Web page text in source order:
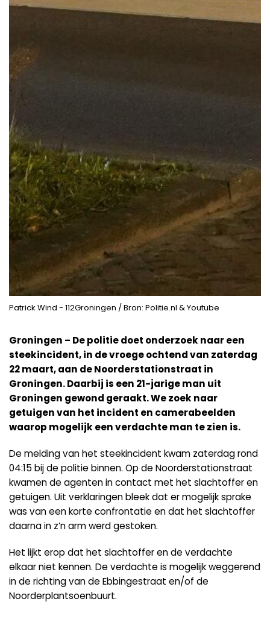
Patrick Wind - 112Groningen / Bron: Politie.nl & Youtube
Groningen – De politie doet onderzoek naar een
steekincident, in de vroege ochtend van zaterdag
22 maart, aan de Noorderstationstraat in
Groningen. Daarbij is een 21-jarige man uit
Groningen gewond geraakt. We zoek naar
getuigen van het incident en camerabeelden
waarop mogelijk een verdachte man te zien is.
De melding van het steekincident kwam zaterdag rond
04:15 bij de politie binnen. Op de Noorderstationstraat
kwamen de agenten in contact met het slachtoffer en
getuigen. Uit verklaringen bleek dat er mogelijk sprake
was van een korte confrontatie en dat het slachtoffer
daarna in z’n arm werd gestoken.
Het lijkt erop dat het slachtoffer en de verdachte
elkaar niet kennen. De verdachte is mogelijk weggerend
in de richting van de Ebbingestraat en/of de
Noorderplantsoenbuurt.